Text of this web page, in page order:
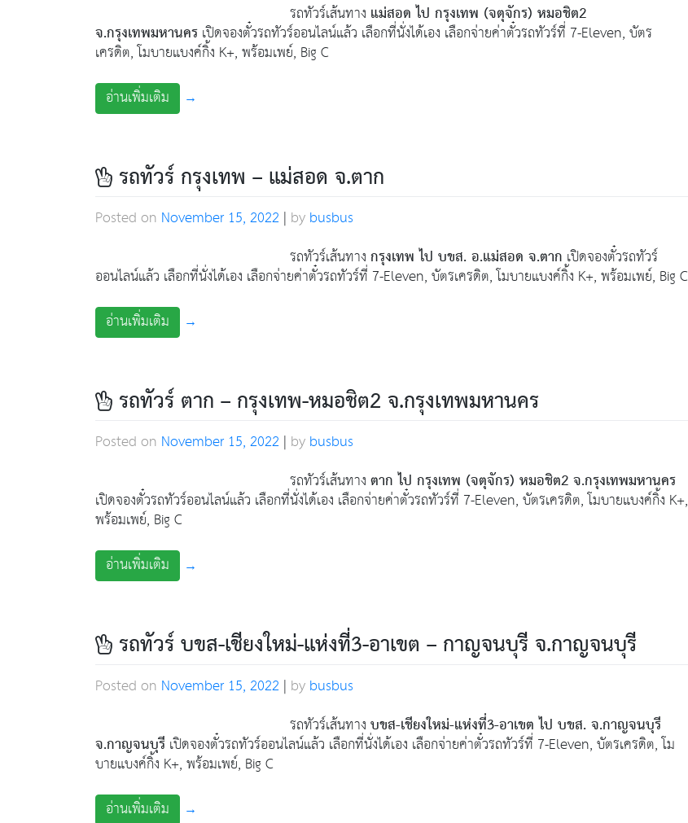
รถทัวร์เส้นทาง แม่สอด ไป กรุงเทพ (จตุจักร) หมอชิต2
จ.กรุงเทพมหานครเปิดจองตั๋วรถทัวร์ออนไลน์แล้ว เลือกที่นั่งได้เอง เลือกจ่ายค่าตั๋วรถทัวร์ที่ 7-Eleven, บัตร
เครดิต, โมบายแบงค์กิ้ง K+, พร้อมเพย์, Big C
อ่านเพิ่มเติม
→
รถทัวร์ กรุงเทพ – แม่สอด จ.ตาก
Posted on November 15, 2022| bybusbus
รถทัวร์เส้นทางกรุงเทพ ไป บขส. อ.แม่สอด จ.ตากเปิดจองตั๋วรถทัวร์
ออนไลน์แล้ว เลือกที่นั่งได้เอง เลือกจ่ายค่าตั๋วรถทัวร์ที่ 7-Eleven, บัตรเครดิต, โมบายแบงค์กิ้ง K+, พร้อมเพย์, Big C
อ่านเพิ่มเติม
→
รถทัวร์ ตาก – กรุงเทพ-หมอชิต2 จ.กรุงเทพมหานคร
Posted on November 15, 2022| bybusbus
รถทัวร์เส้นทางตาก ไป กรุงเทพ (จตุจักร) หมอชิต2 จ.กรุงเทพมหานคร
เปิดจองตั๋วรถทัวร์ออนไลน์แล้ว เลือกที่นั่งได้เอง เลือกจ่ายค่าตั๋วรถทัวร์ที่ 7-Eleven, บัตรเครดิต, โมบายแบงค์กิ้ง K+,
พร้อมเพย์, Big C
อ่านเพิ่มเติม
→
รถทัวร์ บขส-เชียงใหม่-แห่งที่3-อาเขต – กาญจนบุรี จ.กาญจนบุรี
Posted on November 15, 2022| bybusbus
รถทัวร์เส้นทางบขส-เชียงใหม่-แห่งที่3-อาเขต ไป บขส. จ.กาญจนบุรี
จ.กาญจนบุรีเปิดจองตั๋วรถทัวร์ออนไลน์แล้ว เลือกที่นั่งได้เอง เลือกจ่ายค่าตั๋วรถทัวร์ที่ 7-Eleven, บัตรเครดิต, โม
บายแบงค์กิ้ง K+, พร้อมเพย์, Big C
อ่านเพิ่มเติม
→